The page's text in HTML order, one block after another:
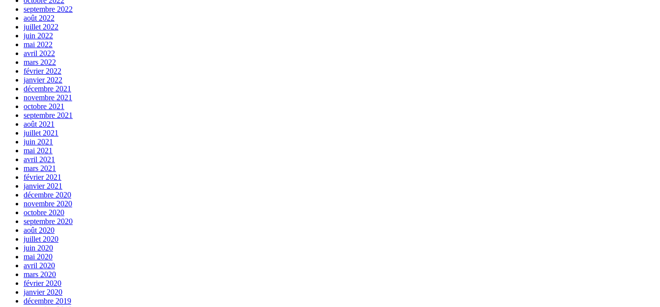
septembre 2022
août 2022
juillet 2022
juin 2022
mai 2022
avril 2022
mars 2022
février 2022
janvier 2022
décembre 2021
novembre 2021
octobre 2021
septembre 2021
août 2021
juillet 2021
juin 2021
mai 2021
avril 2021
mars 2021
février 2021
janvier 2021
décembre 2020
novembre 2020
octobre 2020
septembre 2020
août 2020
juillet 2020
juin 2020
mai 2020
avril 2020
mars 2020
février 2020
janvier 2020
décembre 2019